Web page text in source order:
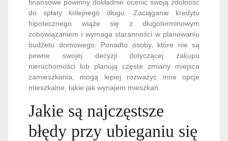
finansowe powinny dokładnie ocenić swoją zdolność
do spłaty kolejnego długu. Zaciąganie kredytu
hipotecznego wiąże się z długoterminowym
zobowiązaniem i wymaga staranności w planowaniu
budżetu domowego. Ponadto osoby, które nie są
pewne swojej decyzji dotyczącej zakupu
nieruchomości lub planują częste zmiany miejsca
zamieszkania, mogą lepiej rozważyć inne opcje
mieszkalne, takie jak wynajem mieszkań.
Jakie są najczęstsze
błędy przy ubieganiu się